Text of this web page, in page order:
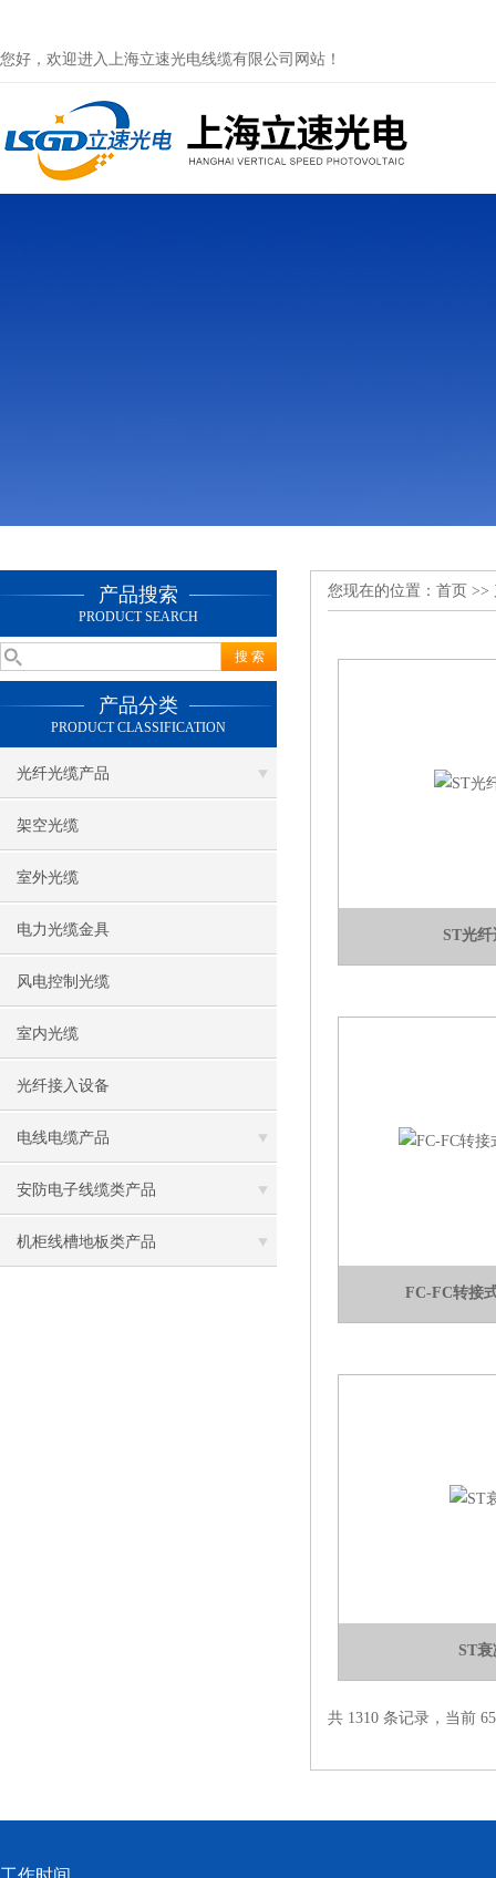
您好，欢迎进入上海立速光电线缆有限公司网站！
产品搜索
PRODUCT SEARCH
产品分类
PRODUCT CLASSIFICATION
光纤光缆产品
架空光缆
室外光缆
电力光缆金具
风电控制光缆
室内光缆
光纤接入设备
电线电缆产品
安防电子线缆类产品
机柜线槽地板类产品
您现在的位置： 首页 >>
ST光
FC-FC转接
ST
共 1310 条记录，当前